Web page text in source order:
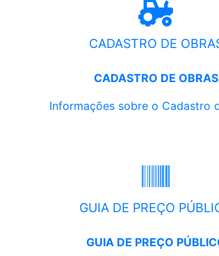
CADASTRO DE
CADASTRO DE OBRAS
Informações sobre o Cadastro
GUIA DE PREÇO
GUIA DE PREÇO